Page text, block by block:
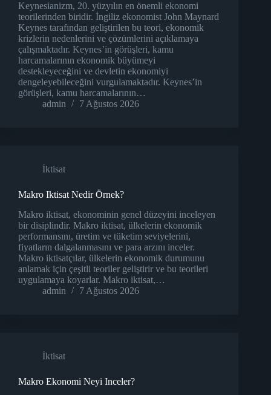
Keynesianizm, 20. yüzyılın en önemli ekonomi
teorilerinden biridir. İngiliz ekonomist John Maynard
Keynes tarafından geliştirilen bu teori, ekonomik
krizlerin nedenlerini ve çözümlerini açıklamaya
çalışmaktadır. Keynes’in görüşleri, kamu
harcamalarının ekonomik büyümeyi
destekleyeceğini ve devletin ekonomiyi
dengeleyebileceğini vurgulamaktadır. Keynes’in
görüşleri, kamu harcamalarının…
admin
7 Ağustos 2026
İktisat
Makro Iktisat Nedir Örnek?
Makro iktisat, ekonominin genel düzeyini inceleyen
bir disiplindir. Makro iktisat, ülkelerin ekonomik
performansını, üretim ve tüketim seviyelerini,
fiyatların dalgalanmasını ve para arzını inceler.
Makro iktisatçılar, ülkelerin ekonomik durumunu
anlamak için çeşitli teoriler geliştirir ve bu teorileri
uygulamaya koyarlar. Makro iktisat,…
admin
7 Ağustos 2026
İktisat
Makro Ekonomi Neyi Inceler?